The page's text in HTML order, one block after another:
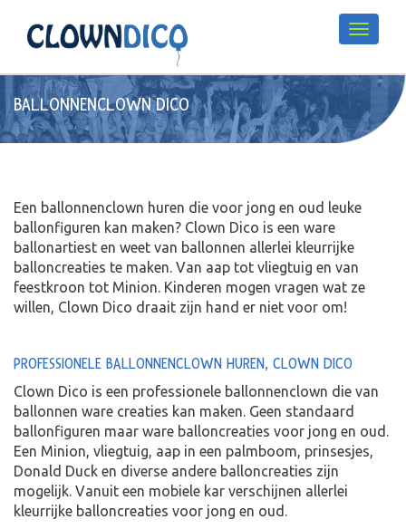
BALLONNENCLOWN DICO
Een ballonnenclown huren die voor jong en oud leuke
ballonfiguren kan maken? Clown Dico is een ware
ballonartiest en weet van ballonnen allerlei kleurrijke
balloncreaties te maken. Van aap tot vliegtuig en van
feestkroon tot Minion. Kinderen mogen vragen wat ze
willen, Clown Dico draait zijn hand er niet voor om!
PROFESSIONELE BALLONNENCLOWN HUREN, CLOWN DICO
Clown Dico is een professionele ballonnenclown die van
ballonnen ware creaties kan maken. Geen standaard
ballonfiguren maar ware balloncreaties voor jong en oud.
Een Minion, vliegtuig, aap in een palmboom, prinsesjes,
Donald Duck en diverse andere balloncreaties zijn
mogelijk. Vanuit een mobiele kar verschijnen allerlei
kleurrijke balloncreaties voor jong en oud.